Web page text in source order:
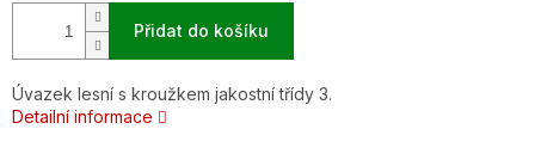
Přidat do košíku
Úvazek lesní s kroužkem jakostní třídy 3.
Detailní informace